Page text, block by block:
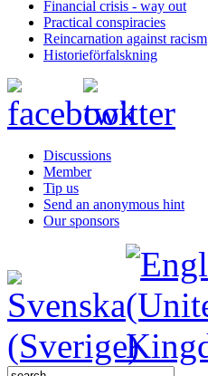
Financial crisis - way out
Practical conspiracies
Reincarnation against racism
Historieförfalskning
Discussions
Member
Tip us
Send an anonymous hint
Our sponsors